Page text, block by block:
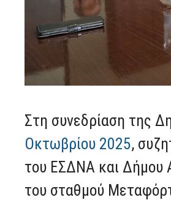
Στη συνεδρίαση της
Οκτωβρίου 2025,
του ΕΣΔΝΑ και Δήμου
του σταθμού